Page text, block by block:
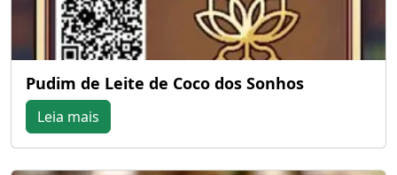
Pudim de Leite de Coco dos Sonhos
Leia mais